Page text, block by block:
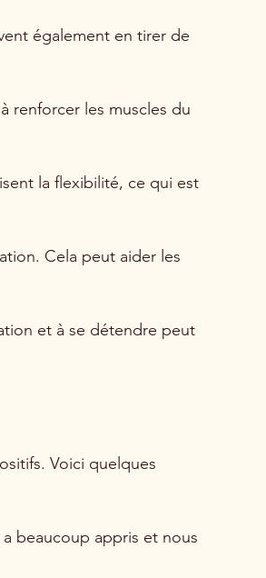
également en tirer de
renforcer les muscles du
la flexibilité, ce qui est
Cela peut aider les
et à se détendre peut
Voici quelques
beaucoup appris et nous